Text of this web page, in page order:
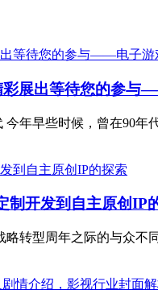
彩展出等待您的参与
年早些时候，曾在90
制开发到自主原创IP
略转型周年之际的与众